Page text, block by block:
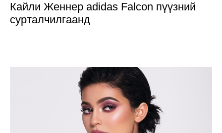
Кайли Женнер adidas Falcon пүүзний
сурталчилгаанд